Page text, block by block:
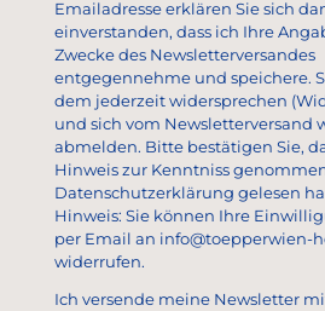
Emailadresse erklären Sie sich
einverstanden, dass ich Ihre
Zwecke des Newsletterversandes
entgegennehme und speichere.
dem jederzeit widersprechen
und sich vom Newsletterversand
abmelden. Bitte bestätigen Sie,
Hinweis zur Kenntniss
Datenschutzerklärung gelesen
Hinweis: Sie können Ihre
per Email an info@toepperwien-
widerrufen.
Ich versende meine Newsletter